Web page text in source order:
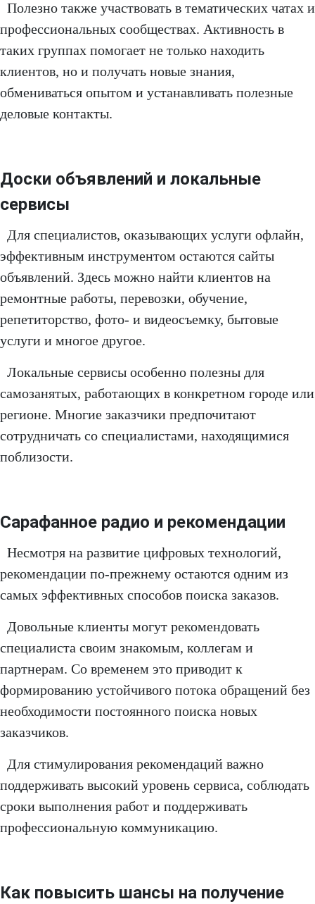
Полезно также участвовать в тематических чатах и
профессиональных сообществах. Активность в
таких группах помогает не только находить
клиентов, но и получать новые знания,
обмениваться опытом и устанавливать полезные
деловые контакты.
Доски объявлений и локальные
сервисы
Для специалистов, оказывающих услуги офлайн,
эффективным инструментом остаются сайты
объявлений. Здесь можно найти клиентов на
ремонтные работы, перевозки, обучение,
репетиторство, фото- и видеосъемку, бытовые
услуги и многое другое.
Локальные сервисы особенно полезны для
самозанятых, работающих в конкретном городе или
регионе. Многие заказчики предпочитают
сотрудничать со специалистами, находящимися
поблизости.
Сарафанное радио и рекомендации
Несмотря на развитие цифровых технологий,
рекомендации по-прежнему остаются одним из
самых эффективных способов поиска заказов.
Довольные клиенты могут рекомендовать
специалиста своим знакомым, коллегам и
партнерам. Со временем это приводит к
формированию устойчивого потока обращений без
необходимости постоянного поиска новых
заказчиков.
Для стимулирования рекомендаций важно
поддерживать высокий уровень сервиса, соблюдать
сроки выполнения работ и поддерживать
профессиональную коммуникацию.
Как повысить шансы на получение